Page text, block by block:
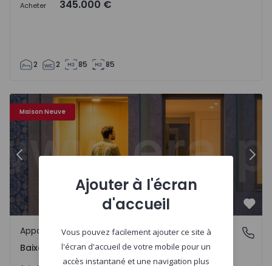
Acheter 345.000 €
2 2 85 85
Maison Neuve
Appartement T2 Porto, Baixa Centro - 1557100 - 6
Précédent
Baixa Centro, Porto
Appartement
Baixa Centro, Porto
Ajouter à l'écran
d'accueil
Vous pouvez facilement ajouter ce site à
l'écran d'accueil de votre mobile pour un
accès instantané et une navigation plus